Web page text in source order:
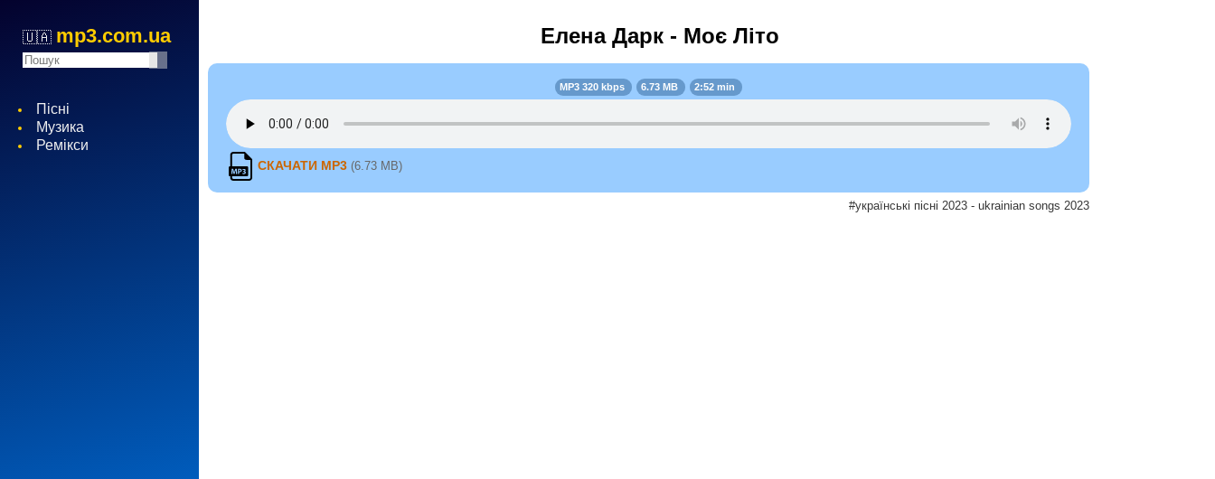
🇺🇦 mp3.com.ua
Пісні
Музика
Ремікси
Елена Дарк - Моє Літо
MP3 320 kbps 6.73 MB 2:52 min
СКАЧАТИ MP3 (6.73 MB)
#українські пісні 2023 - ukrainian songs 2023